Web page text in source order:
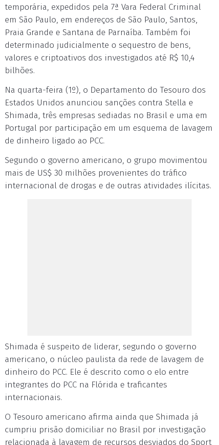
temporária, expedidos pela 7ª Vara Federal Criminal
em São Paulo, em endereços de São Paulo, Santos,
Praia Grande e Santana de Parnaíba. Também foi
determinado judicialmente o sequestro de bens,
valores e criptoativos dos investigados até R$ 10,4
bilhões.
Na quarta-feira (1º), o Departamento do Tesouro dos
Estados Unidos anunciou sanções contra Stella e
Shimada, três empresas sediadas no Brasil e uma em
Portugal por participação em um esquema de lavagem
de dinheiro ligado ao PCC.
Segundo o governo americano, o grupo movimentou
mais de US$ 30 milhões provenientes do tráfico
internacional de drogas e de outras atividades ilícitas.
Shimada é suspeito de liderar, segundo o governo
americano, o núcleo paulista da rede de lavagem de
dinheiro do PCC. Ele é descrito como o elo entre
integrantes do PCC na Flórida e traficantes
internacionais.
O Tesouro americano afirma ainda que Shimada já
cumpriu prisão domiciliar no Brasil por investigação
relacionada à lavagem de recursos desviados do Sport